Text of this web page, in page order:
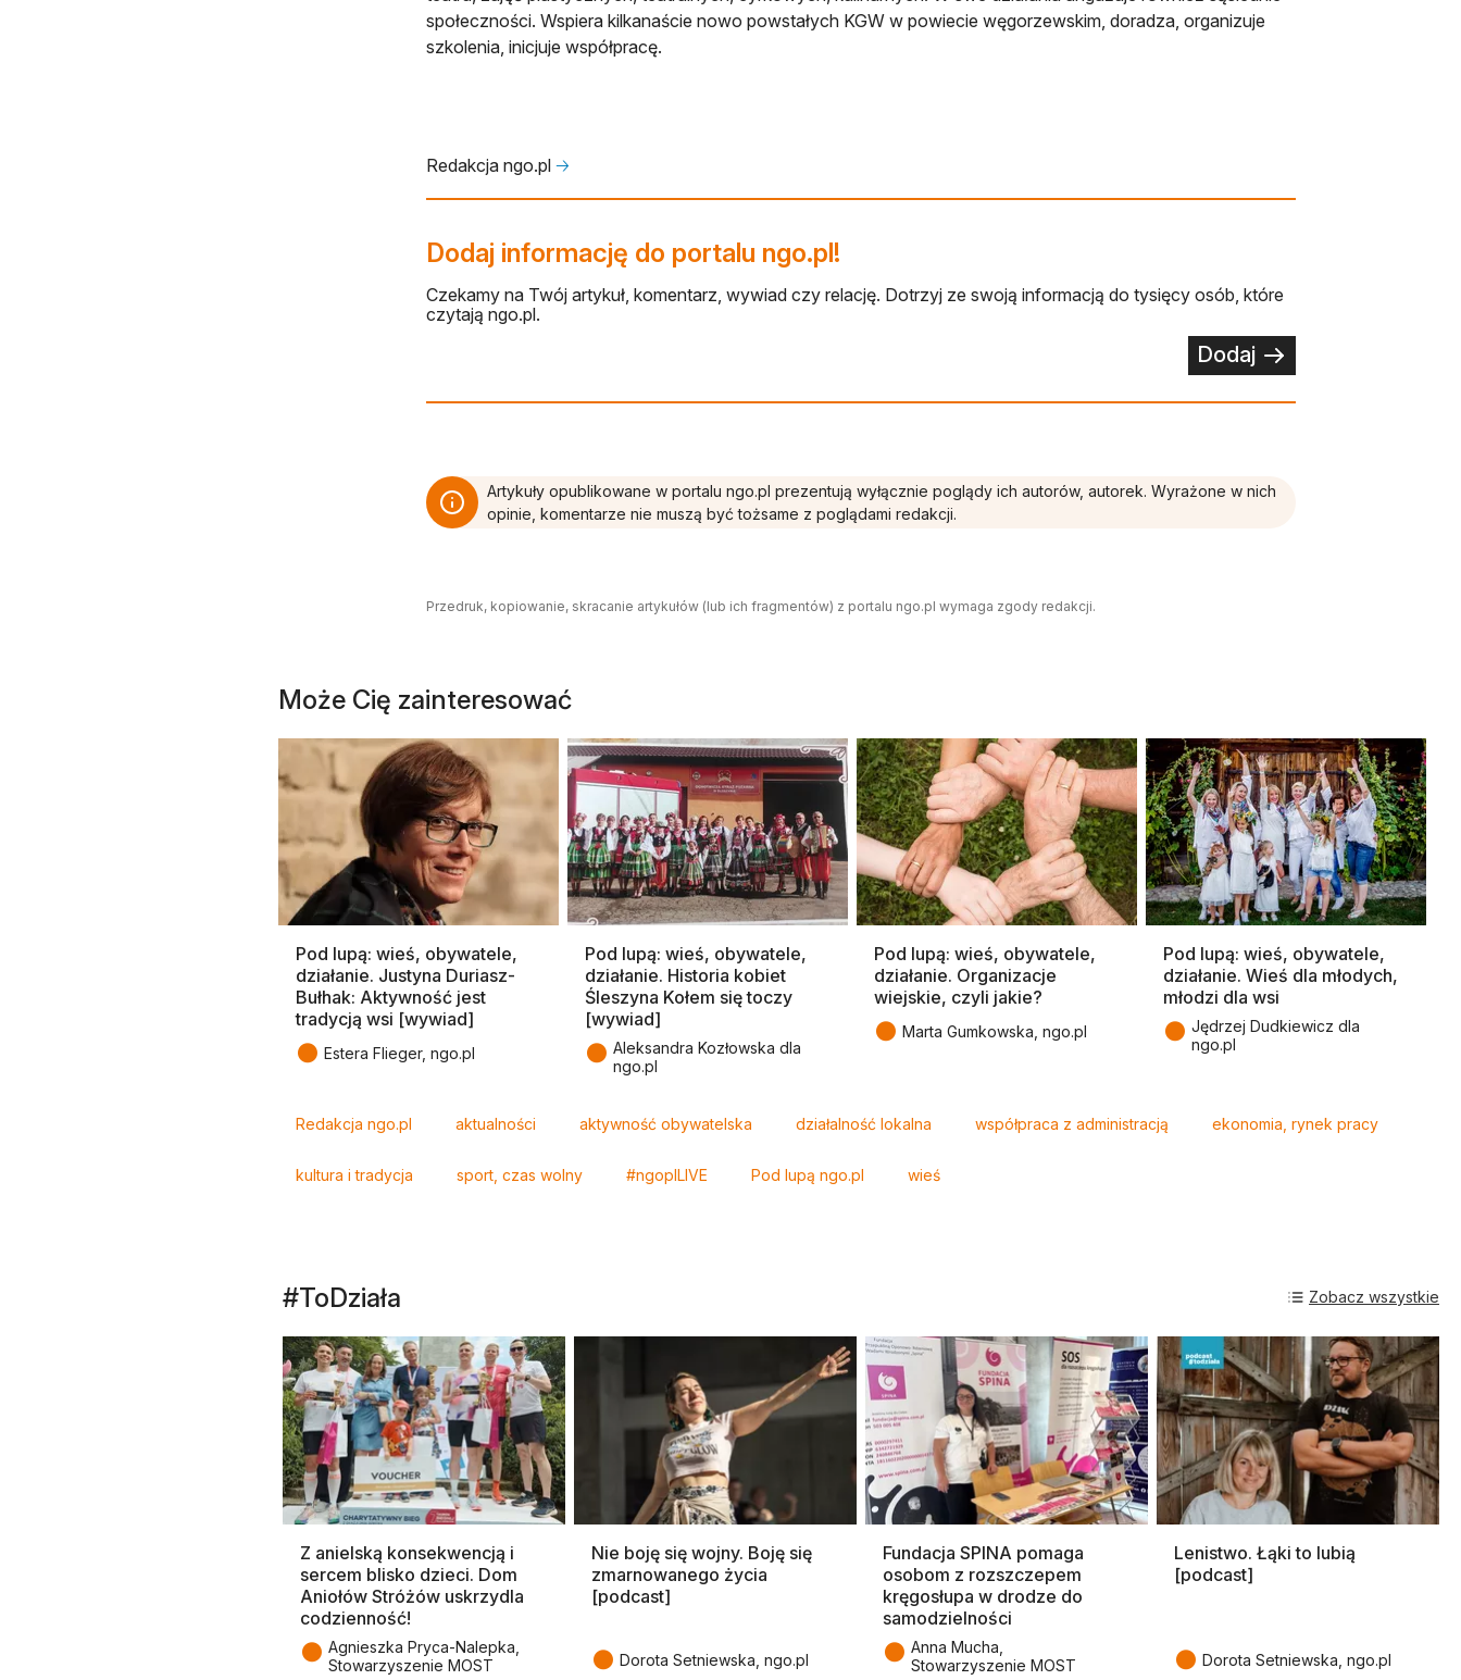
społeczności. Wspiera kilkanaście nowo powstałych KGW w powiecie węgorzewskim, doradza, organizuje
szkolenia, inicjuje współpracę.
Redakcja ngo.pl 🡢
Dodaj informację do portalu ngo.pl!
Czekamy na Twój artykuł, komentarz, wywiad czy relację. Dotrzyj ze swoją informacją do tysięcy osób, które
czytają ngo.pl.
Dodaj
Artykuły opublikowane w portalu ngo.pl prezentują wyłącznie poglądy ich autorów, autorek. Wyrażone w nich
opinie, komentarze nie muszą być tożsame z poglądami redakcji.
Przedruk, kopiowanie, skracanie artykułów (lub ich fragmentów) z portalu ngo.pl wymaga zgody redakcji.
Może Cię zainteresować
Pod lupą: wieś, obywatele,
działanie. Justyna Duriasz-
Bułhak: Aktywność jest
tradycją wsi [wywiad]
● Estera Flieger, ngo.pl
Pod lupą: wieś, obywatele,
działanie. Historia kobiet
Śleszyna Kołem się toczy
[wywiad]
● Aleksandra Kozłowska dla
ngo.pl
Pod lupą: wieś, obywatele,
działanie. Organizacje
wiejskie, czyli jakie?
● Marta Gumkowska, ngo.pl
Pod lupą: wieś, obywatele,
działanie. Wieś dla młodych,
młodzi dla wsi
● Jędrzej Dudkiewicz dla
ngo.pl
Redakcja ngo.pl aktualności aktywność obywatelska działalność lokalna współpraca z administracją ekonomia, rynek pracy
kultura i tradycja sport, czas wolny #ngoplLIVE Pod lupą ngo.pl wieś
#ToDziała
Z anielską konsekwencją i
sercem blisko dzieci. Dom
Aniołów Stróżów uskrzydla
codzienność!
● Agnieszka Pryca-Nalepka,
Stowarzyszenie MOST
Nie boję się wojny. Boję się
zmarnowanego życia
[podcast]
● Dorota Setniewska, ngo.pl
Fundacja SPINA pomaga
osobom z rozszczepem
kręgosłupa w drodze do
samodzielności
● Anna Mucha,
Stowarzyszenie MOST
Lenistwo. Łąki to lubią
[podcast]
● Dorota Setniewska, ngo.pl
Zobacz wszystkie